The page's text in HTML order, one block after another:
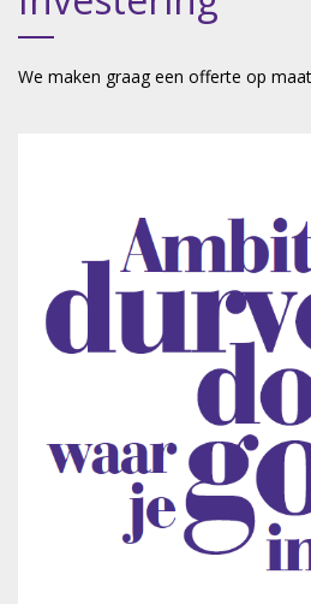
We maken graag een offerte op